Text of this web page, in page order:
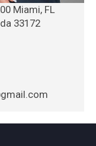
Miami, FL
33172